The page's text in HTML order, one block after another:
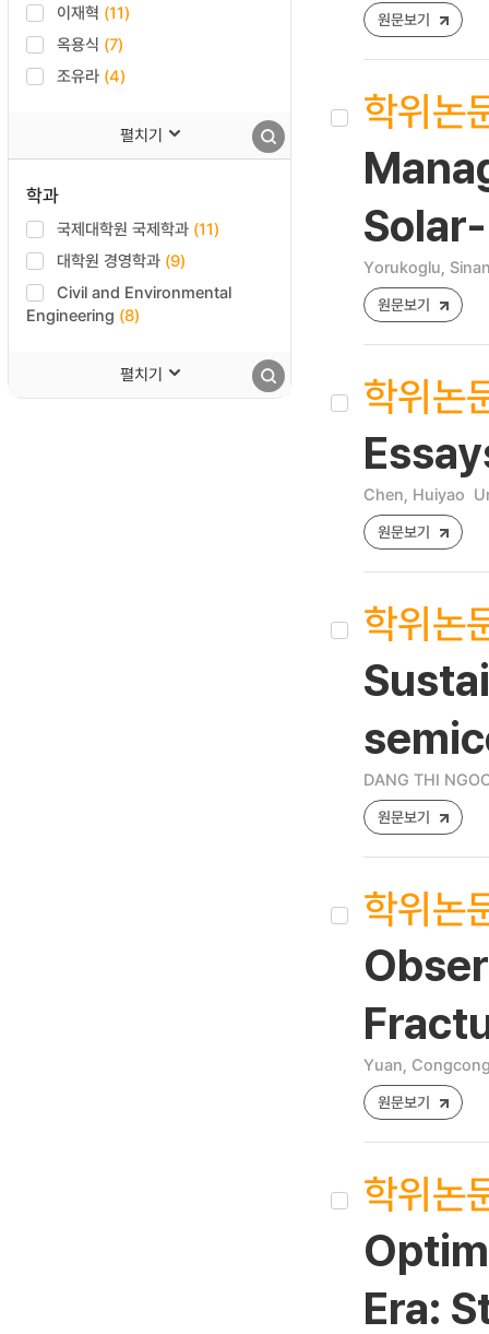
이재혁 (11)
옥용식 (7)
조유라 (4)
펼치기
학과
국제대학원 국제학과 (11)
대학원 경영학과 (9)
Civil and Environmental
Engineering (8)
펼치기
원문보기
학위논
Yorukoglu,
원문보기
학위논
Chen, Huiyao
원문보기
학위논
DANG THI
원문보기
학위논
Yuan,
원문보기
학위논
Era: